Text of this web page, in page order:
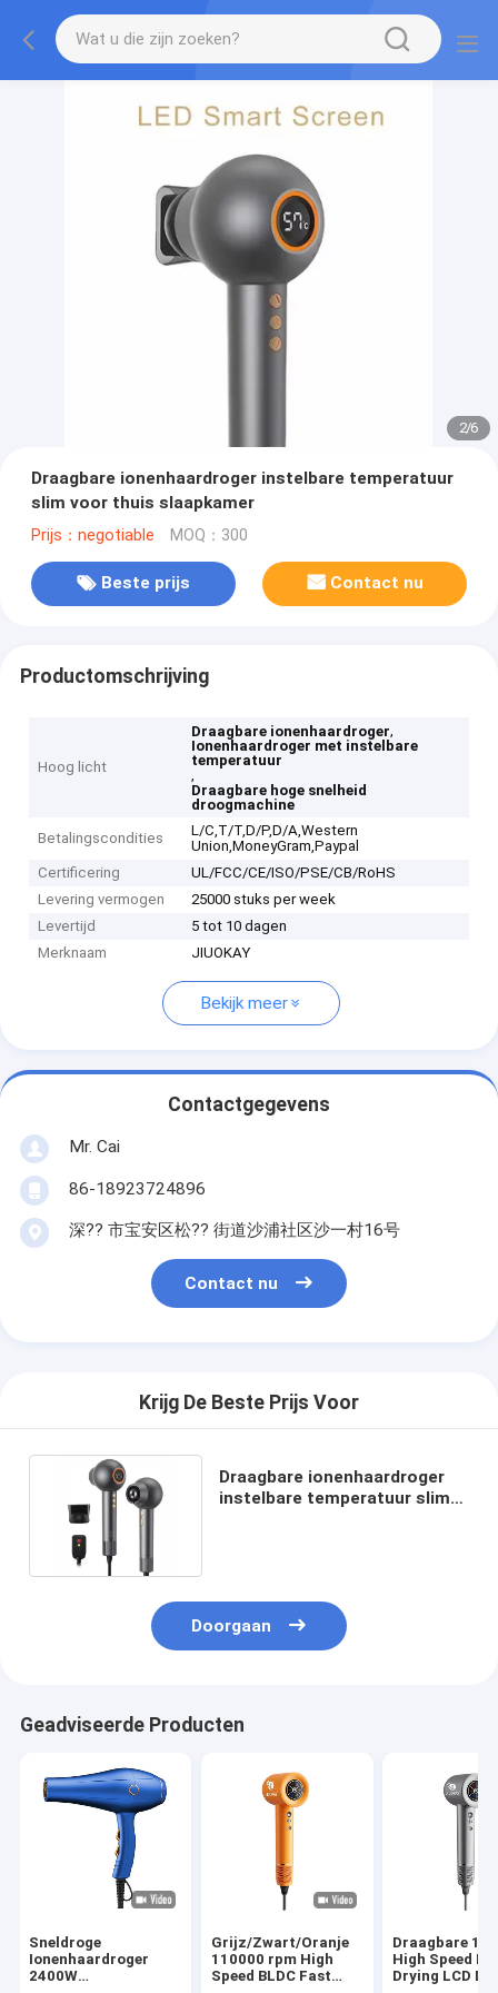
2/6
Draagbare ionenhaardroger instelbare temperatuur
slim voor thuis slaapkamer
Prijs：negotiable MOQ：300
Beste prijs Contact nu
Productomschrijving
Hoog licht
Draagbare ionenhaardroger,
Ionenhaardroger met instelbare
temperatuur
,
Draagbare hoge snelheid
droogmachine
Betalingscondities
L/C,T/T,D/P,D/A,Western
Union,MoneyGram,Paypal
Certificering
UL/FCC/CE/ISO/PSE/CB/RoHS
Levering vermogen
25000 stuks per week
Levertijd
5 tot 10 dagen
Merknaam
JIUOKAY
Bekijk meer
Contactgegevens
Mr. Cai
86-18923724896
深?? 市宝安区松?? 街道沙浦社区沙一村16号
Contact nu
Krijg De Beste Prijs Voor
Draagbare ionenhaardroger
instelbare temperatuur slim
Doorgaan
Geadviseerde Producten
Sneldroge
Ionenhaardroger
2400W
Grijz/Zwart/Oranje
110000 rpm High
Speed BLDC Fast
Draagbare
High Speed
Drying LCD